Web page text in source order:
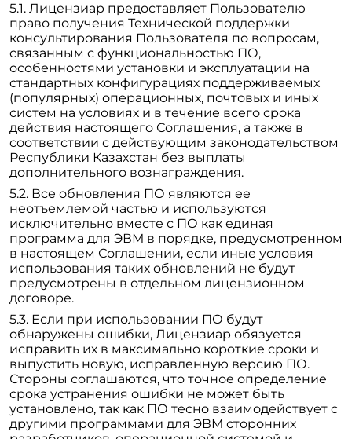
Лицензиар предоставляет Пользователю
право получения Технической поддержки
консультирования Пользователя по вопросам,
связанным с функциональностью ПО,
особенностями установки и эксплуатации на
стандартных конфигурациях поддерживаемых
(популярных) операционных, почтовых и иных
систем на условиях и в течение всего срока
действия настоящего Соглашения, а также в
соответствии с действующим законодательством
Республики Казахстан без выплаты
дополнительного вознаграждения.
Все обновления ПО являются ее
неотъемлемой частью и используются
исключительно вместе с ПО как единая
программа для ЭВМ в порядке, предусмотренном
в настоящем Соглашении, если иные условия
использования таких обновлений не будут
предусмотрены в отдельном лицензионном
договоре.
Если при использовании ПО будут
обнаружены ошибки, Лицензиар обязуется
исправить их в максимально короткие сроки и
выпустить новую, исправленную версию ПО.
Стороны соглашаются, что точное определение
срока устранения ошибки не может быть
установлено, так как ПО тесно взаимодействует с
другими программами для ЭВМ сторонних